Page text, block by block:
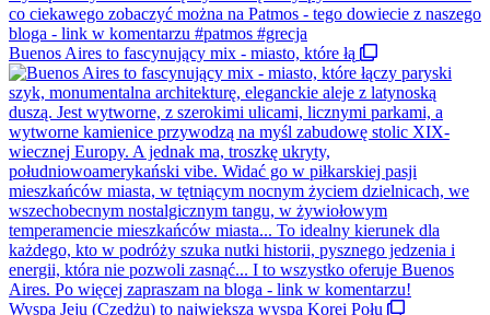
Buenos Aires to fascynujący mix - miasto, które łą
Wyspa Jeju (Czedżu) to największa wyspa Korei Połu